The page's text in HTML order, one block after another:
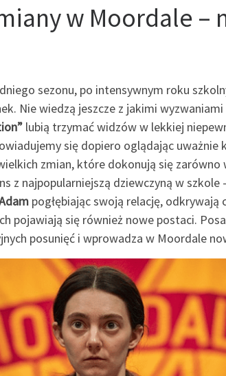
w Moordale –
sezonu, po intensywnym roku
Nie wiedzą jeszcze z jakimi
lubią trzymać widzów w lekkiej
się dopiero oglądając uważnie
zmian, które dokonują się zarówno
z najpopularniejszą dziewczyną w szkole
pogłębiając swoją relację,
pojawiają się również nowe postaci.
posunięć i wprowadza w Moordale